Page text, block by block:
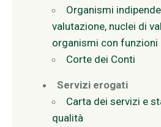
Organismi
valutazione, nuclei di
organismi con funzioni
Corte dei Conti
Servizi erogati
Carta dei servizi e
qualità